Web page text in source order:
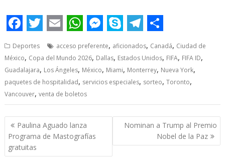
F
a
c
e
b
o
o
k
T
w
i
t
t
e
r
E
m
a
i
l
W
h
a
t
s
A
p
p
M
e
s
s
e
n
g
e
S
k
y
p
e
T
e
l
e
g
r
a
m
S
h
a
r
e
Deportes acceso preferente, aficionados, Canadá, Ciudad de
México, Copa del Mundo 2026, Dallas, Estados Unidos, FIFA, FIFA ID,
Guadalajara, Los Ángeles, México, Miami, Monterrey, Nueva York,
paquetes de hospitalidad, servicios especiales, sorteo,Toronto,
Vancouver,venta de boletos
Post
navigation
Paulina Aguado lanza
Programa de Mastografías
gratuitas
Nominan a Trump al Premio
Nobel de la Paz